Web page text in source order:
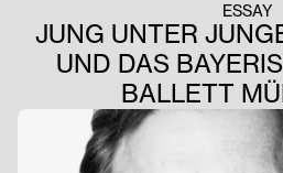
ESSAY
JUNG UNTER
UND DAS
BALLETT